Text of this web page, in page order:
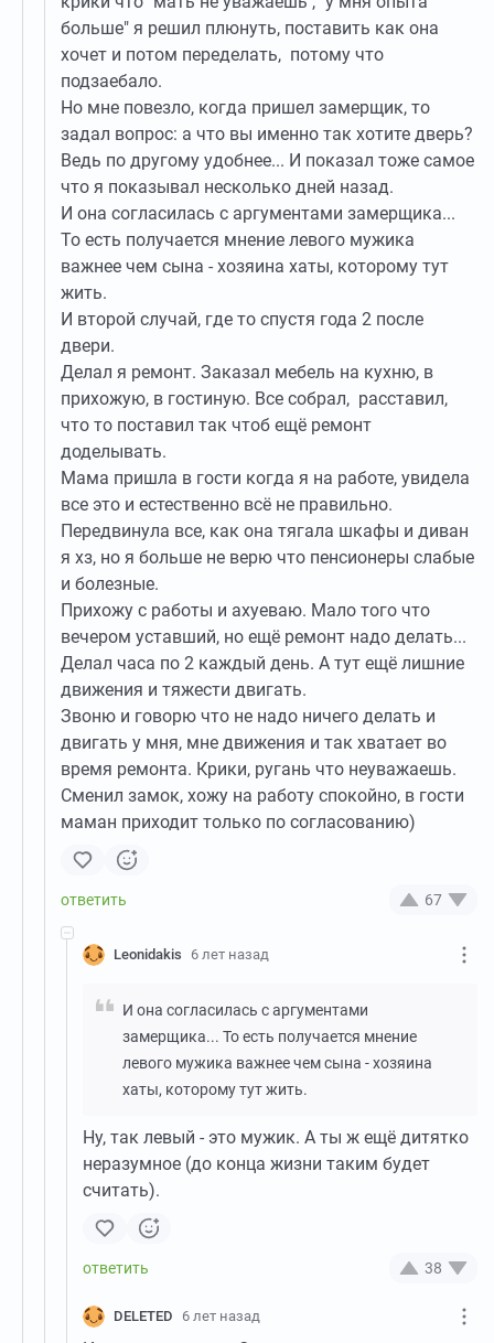
больше" я решил плюнуть, поставить как она
хочет и потом переделать, потому что
подзаебало.
Но мне повезло, когда пришел замерщик, то
задал вопрос: а что вы именно так хотите дверь?
Ведь по другому удобнее... И показал тоже самое
что я показывал несколько дней назад.
И она согласилась с аргументами замерщика...
То есть получается мнение левого мужика
важнее чем сына - хозяина хаты, которому тут
жить.
И второй случай, где то спустя года 2 после
двери.
Делал я ремонт. Заказал мебель на кухню, в
прихожую, в гостиную. Все собрал, расставил,
что то поставил так чтоб ещё ремонт
доделывать.
Мама пришла в гости когда я на работе, увидела
все это и естественно всё не правильно.
Передвинула все, как она тягала шкафы и диван
я хз, но я больше не верю что пенсионеры слабые
и болезные.
Прихожу с работы и ахуеваю. Мало того что
вечером уставший, но ещё ремонт надо делать...
Делал часа по 2 каждый день. А тут ещё лишние
движения и тяжести двигать.
Звоню и говорю что не надо ничего делать и
двигать у мня, мне движения и так хватает во
время ремонта. Крики, ругань что неуважаешь.
Сменил замок, хожу на работу спокойно, в гости
маман приходит только по согласованию)
67
Leonidakis 6 лет назад
И она согласилась с аргументами
замерщика... То есть получается мнение
левого мужика важнее чем сына - хозяина
хаты, которому тут жить.
Ну, так левый - это мужик. А ты ж ещё дитятко
неразумное (до конца жизни таким будет
считать).
38
DELETED 6 лет назад